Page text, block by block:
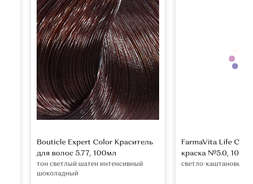
Bouticle Expert Color Краситель
для волос 5.77, 100мл
тон светлый шатен интенсивный
шоколадный
FarmaVita Life
краска №5.0,
светло-каштановый